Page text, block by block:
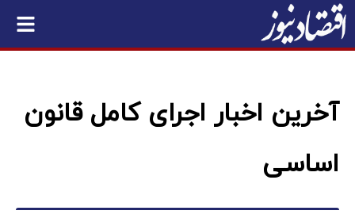
آخرین اخبار اجرای کامل قانون
اساسی